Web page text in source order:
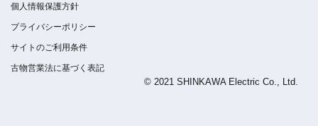
個人情報保護方針
プライバシーポリシー
サイトのご利用条件
古物営業法に基づく表記
© 2021 SHINKAWA Electric Co., Ltd.